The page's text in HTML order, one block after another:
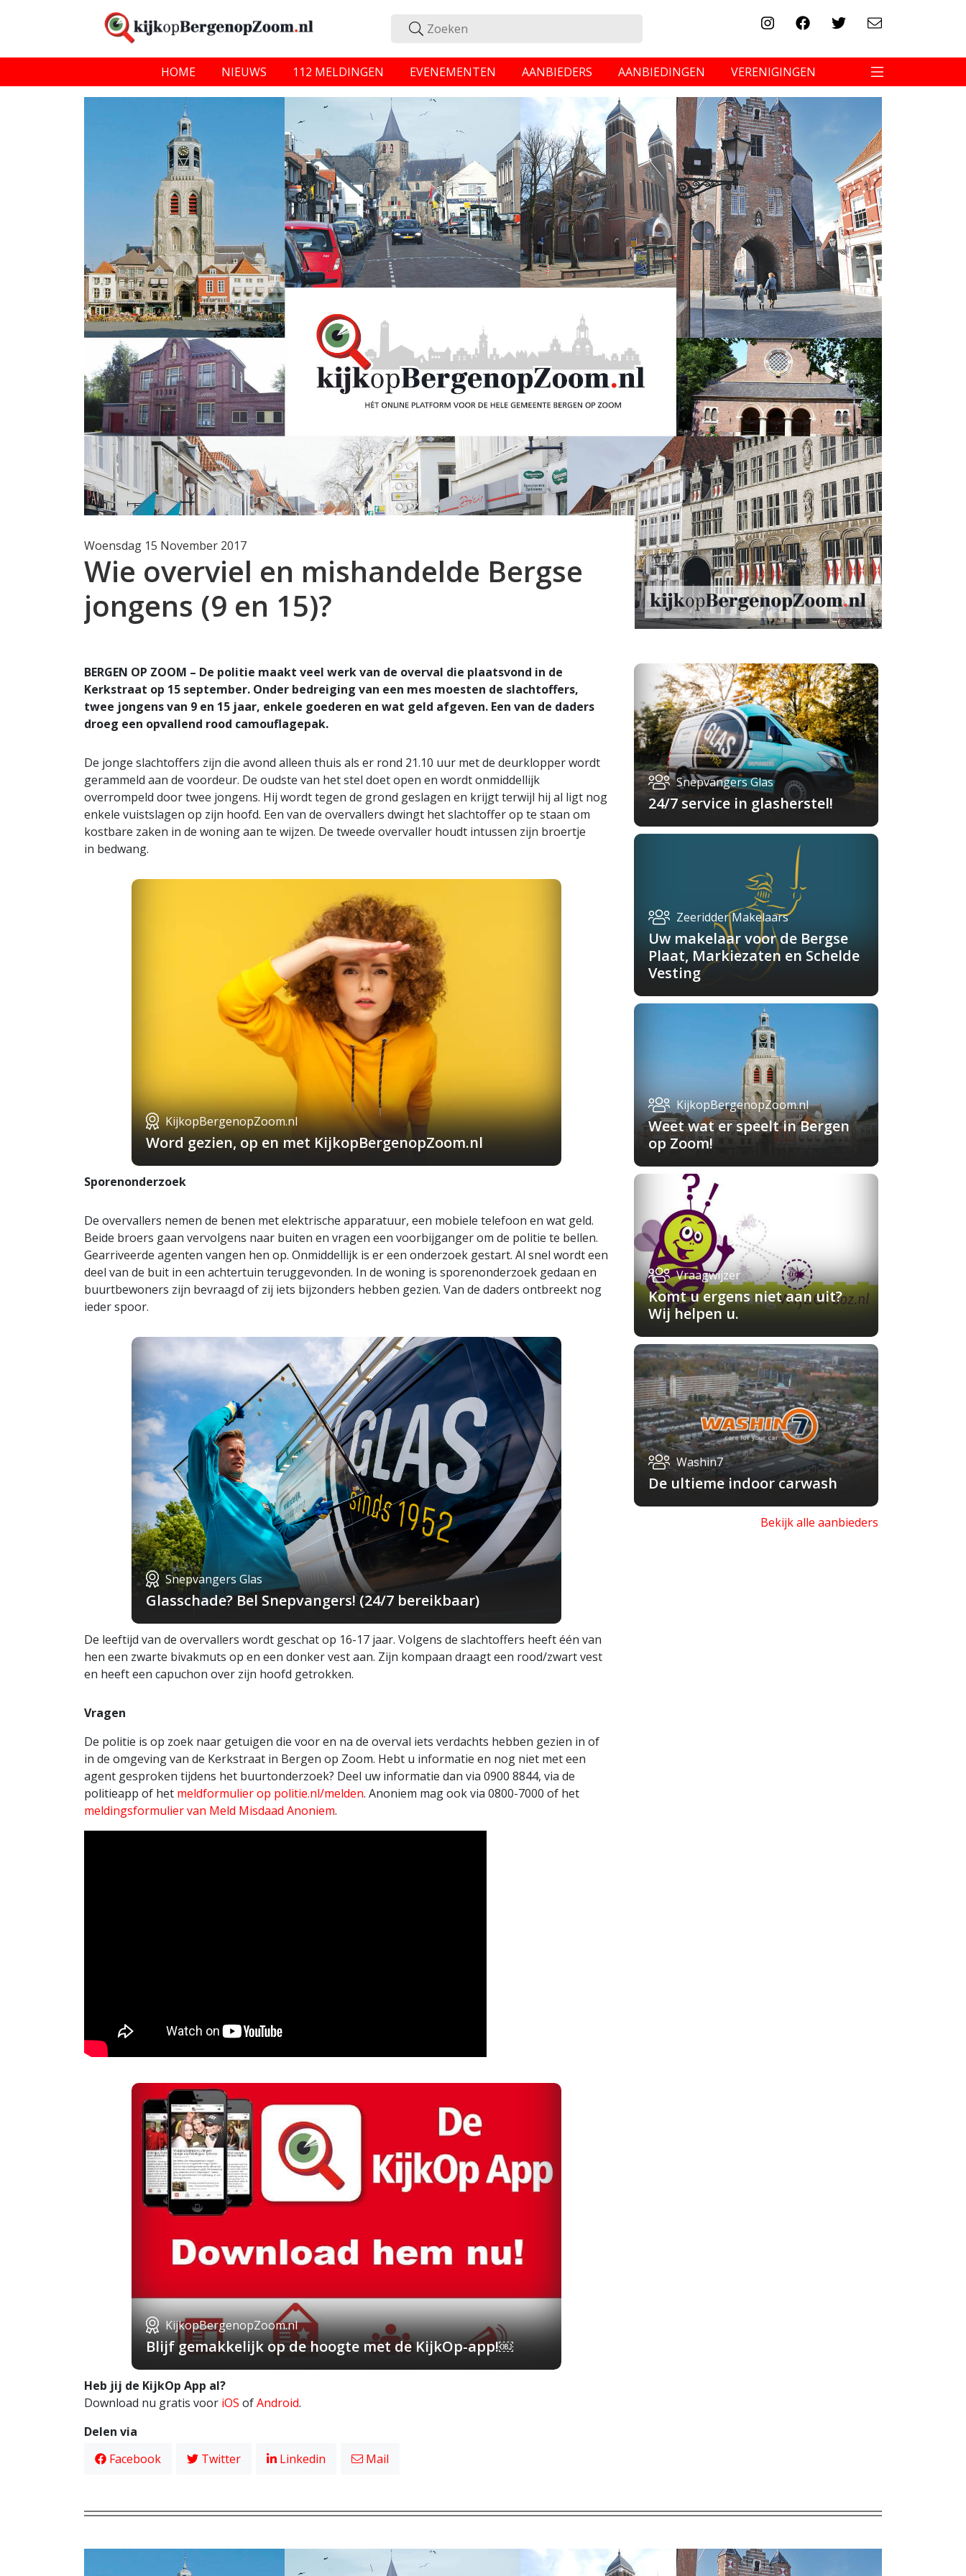
HOME NIEUWS 112 MELDINGEN EVENEMENTEN AANBIEDERS AANBIEDINGEN VERENIGINGEN
Woensdag 15 November 2017
Wie overviel en mishandelde Bergse
jongens (9 en 15)?
BERGEN OP ZOOM – De politie maakt veel werk van de overval die plaatsvond in de
Kerkstraat op 15 september. Onder bedreiging van een mes moesten de slachtoffers,
twee jongens van 9 en 15 jaar, enkele goederen en wat geld afgeven. Een van de daders
droeg een opvallend rood camouflagepak.
De jonge slachtoffers zijn die avond alleen thuis als er rond 21.10 uur met de deurklopper wordt
gerammeld aan de voordeur. De oudste van het stel doet open en wordt onmiddellijk
overrompeld door twee jongens. Hij wordt tegen de grond geslagen en krijgt terwijl hij al ligt nog
enkele vuistslagen op zijn hoofd. Een van de overvallers dwingt het slachtoffer op te staan om
kostbare zaken in de woning aan te wijzen. De tweede overvaller houdt intussen zijn broertje
in bedwang.
KijkopBergenopZoom.nl
Word gezien, op en met KijkopBergenopZoom.nl
Sporenonderzoek
De overvallers nemen de benen met elektrische apparatuur, een mobiele telefoon en wat geld.
Beide broers gaan vervolgens naar buiten en vragen een voorbijganger om de politie te bellen.
Gearriveerde agenten vangen hen op. Onmiddellijk is er een onderzoek gestart. Al snel wordt een
deel van de buit in een achtertuin teruggevonden. In de woning is sporenonderzoek gedaan en
buurtbewoners zijn bevraagd of zij iets bijzonders hebben gezien. Van de daders ontbreekt nog
ieder spoor.
Snepvangers Glas
Glasschade? Bel Snepvangers! (24/7 bereikbaar)
De leeftijd van de overvallers wordt geschat op 16-17 jaar. Volgens de slachtoffers heeft één van
hen een zwarte bivakmuts op en een donker vest aan. Zijn kompaan draagt een rood/zwart vest
en heeft een capuchon over zijn hoofd getrokken.
Vragen
De politie is op zoek naar getuigen die voor en na de overval iets verdachts hebben gezien in of
in de omgeving van de Kerkstraat in Bergen op Zoom. Hebt u informatie en nog niet met een
agent gesproken tijdens het buurtonderzoek? Deel uw informatie dan via 0900 8844, via de
politieapp of het meldformulier op politie.nl/melden. Anoniem mag ook via 0800-7000 of het
meldingsformulier van Meld Misdaad Anoniem.
KijkopBergenopZoom.nl
Blijf gemakkelijk op de hoogte met de KijkOp-app!￼
Heb jij de KijkOp App al?
Download nu gratis voor iOS ofAndroid.
Delen via
Facebook
Twitter Linkedin Mail
Snepvangers Glas
24/7 service in glasherstel!
Zeeridder Makelaars
Uw makelaar voor de Bergse
Plaat, Markiezaten en Schelde
Vesting
KijkopBergenopZoom.nl
Weet wat er speelt in Bergen
op Zoom!
Vraagwijzer
Komt u ergens niet aan uit?
Wij helpen u.
Washin7
De ultieme indoor carwash
Bekijk alle aanbieders